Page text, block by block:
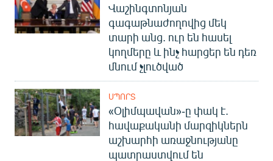
Վաշինգտոնյան
գագաթնաժողովից մեկ
տարի անց. ուր են հասել
կողմերը և ինչ հարցեր են դեռ
մնում չլուծված
ՍՊՈՐՏ
«Օլիմպավան»-ը փակ է.
հավաքականի մարզիկներն
աշխարհի առաջնությանը
պատրաստվում են